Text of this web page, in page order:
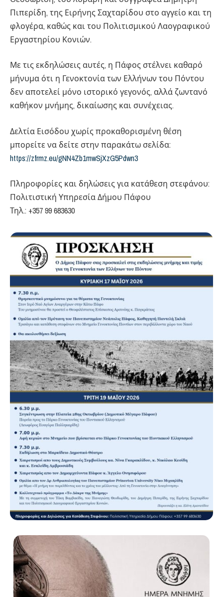
Πιπερίδη, της Ειρήνης Σαχταρίδου στο αγγείο και τη
φλογέρα, καθώς και του Πολιτισμικού Λαογραφικού
Εργαστηρίου Κονιών.
Με τις εκδηλώσεις αυτές, η Πάφος στέλνει καθαρό
μήνυμα ότι η Γενοκτονία των Ελλήνων του Πόντου
δεν αποτελεί μόνο ιστορικό γεγονός, αλλά ζωντανό
καθήκον μνήμης, δικαίωσης και συνέχειας.
Δελτία Εισόδου χωρίς προκαθορισμένη θέση
μπορείτε να δείτε στην παρακάτω σελίδα:
https://zfrmz.eu/gNN4Zb1mwSjXzG5Pdwn3
Πληροφορίες και δηλώσεις για κατάθεση στεφάνου:
Πολιτιστική Υπηρεσία Δήμου Πάφου
Τηλ.: +357 99 683630